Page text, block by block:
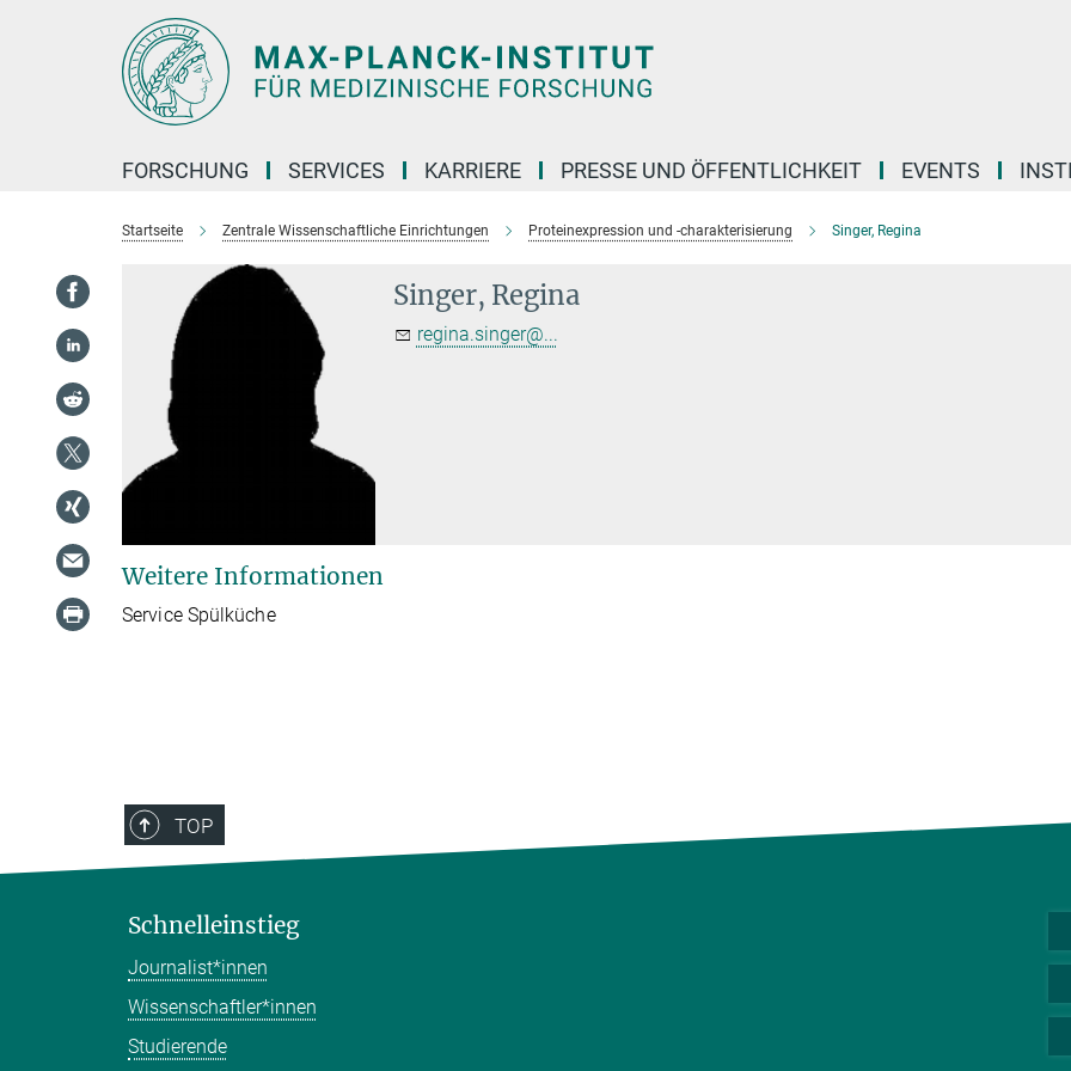
FORSCHUNG SERVICES KARRIERE PRESSE UND ÖFFENTLICHKEIT EVENTS
Startseite Zentrale Wissenschaftliche Einrichtungen Proteinexpression und -charakterisierung Singer, Regina
Singer, Regina
regina.singer@...
Weitere Informationen
Service Spülküche
TOP
Schnelleinstieg
Journalist*innen
Wissenschaftler*innen
Studierende